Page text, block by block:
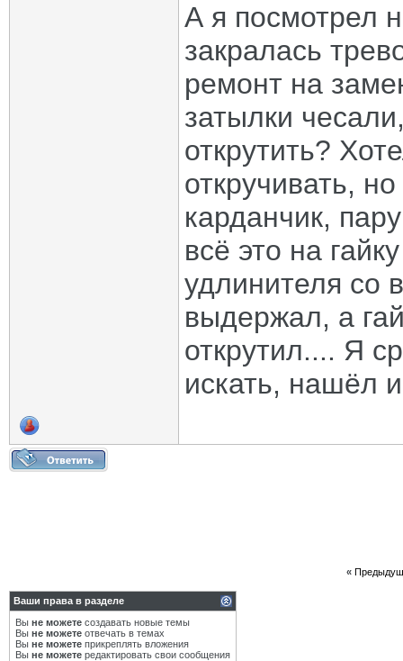
А я посмотрел
закралась
ремонт на
затылки
открутить?
откручивать,
карданчик,
всё это на
удлинителя со
выдержал, а
открутил.... Я
искать, нашёл
«
Ваши права в разделе
Вы не можете создавать новые темы
Вы не можете отвечать в темах
Вы не можете прикреплять вложения
Вы не можете редактировать свои сообщения